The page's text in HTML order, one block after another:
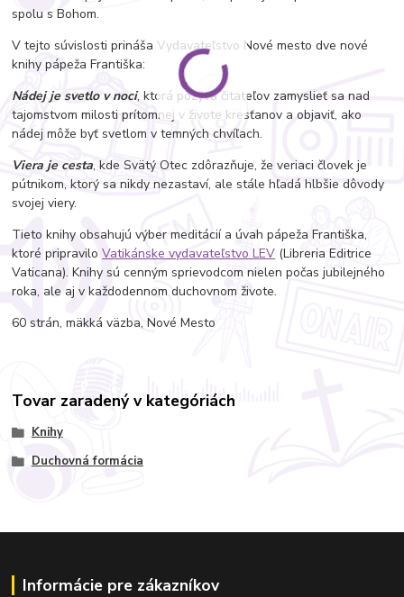
spolu s Bohom.
V tejto súvislosti prináša Vydavateľstvo Nové mesto dve nové
knihy pápeža Františka:
Nádej je svetlo v noci, ktorá pozýva čitateľov zamyslieť sa nad
tajomstvom milosti prítomnej v živote kresťanov a objaviť, ako
nádej môže byť svetlom v temných chvíľach.
Viera je cesta, kde Svätý Otec zdôrazňuje, že veriaci človek je
pútnikom, ktorý sa nikdy nezastaví, ale stále hľadá hlbšie dôvody
svojej viery.
Tieto knihy obsahujú výber meditácií a úvah pápeža Františka,
ktoré pripraviloVatikánske vydavateľstvo LEV (Libreria Editrice
Vaticana). Knihy sú cenným sprievodcom nielen počas jubilejného
roka, ale aj v každodennom duchovnom živote.
60 strán, mäkká väzba, Nové Mesto
Tovar zaradený v kategóriách
Knihy
Duchovná formácia
Informácie pre zákazníkov